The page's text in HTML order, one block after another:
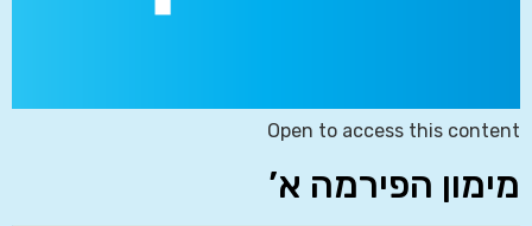
Open to access this content
מימון הפירמה א’